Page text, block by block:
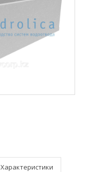
Характеристики